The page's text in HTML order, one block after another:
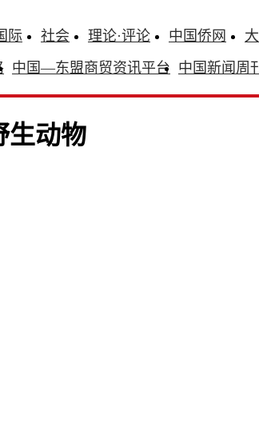
际 社会 理论·评论 中国侨网
中国—东盟商贸资讯平台 中国新闻周
生动物